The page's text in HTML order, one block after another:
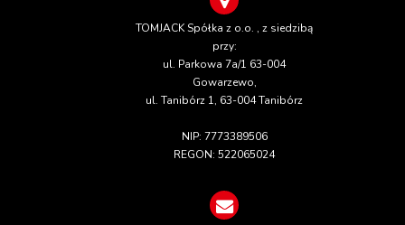
TOMJACK Spółka z o.o. , z siedzibą
przy:
ul. Parkowa 7a/1 63-004
Gowarzewo,
ul. Tanibórz 1, 63-004 Tanibórz
NIP: 7773389506
REGON: 522065024